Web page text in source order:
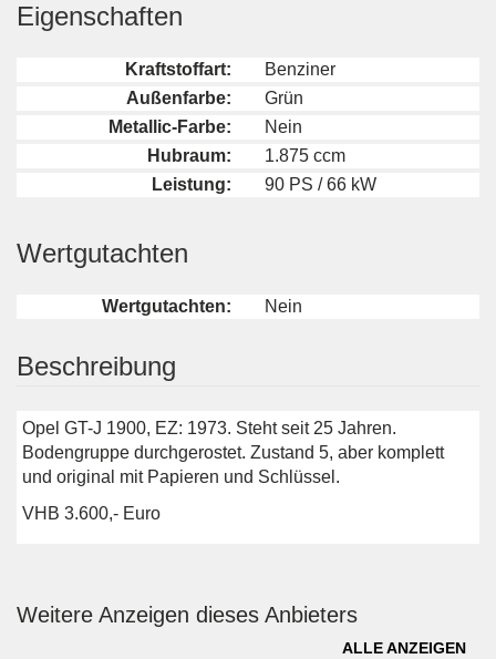
Eigenschaften
Kraftstoffart:
Benziner
Außenfarbe:
Grün
Metallic-Farbe:
Nein
Hubraum:
1.875 ccm
Leistung:
90 PS / 66 kW
Wertgutachten
Wertgutachten: Nein
Beschreibung
Opel GT-J 1900, EZ: 1973. Steht seit 25 Jahren.
Bodengruppe durchgerostet. Zustand 5, aber komplett
und original mit Papieren und Schlüssel.
VHB 3.600,- Euro
Weitere Anzeigen dieses Anbieters
ALLE ANZEIGEN